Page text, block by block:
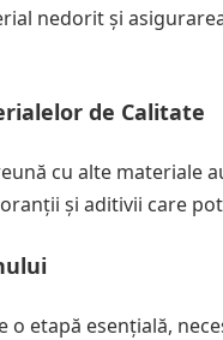
nedorit și
de Calitate
cu alte materiale
și aditivii care
o etapă esențială,